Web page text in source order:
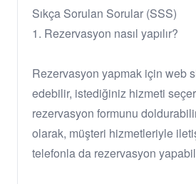
Sıkça Sorulan Sorular (SSS)
1. Rezervasyon nasıl yapılır?
Rezervasyon yapmak için web
edebilir, istediğiniz hizmeti
rezervasyon formunu
olarak, müşteri hizmetleriyle
telefonla da rezervasyon